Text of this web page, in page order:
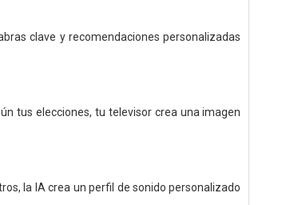
clave y recomendaciones personalizadas
tus elecciones, tu televisor crea una imagen
la IA crea un perfil de sonido personalizado